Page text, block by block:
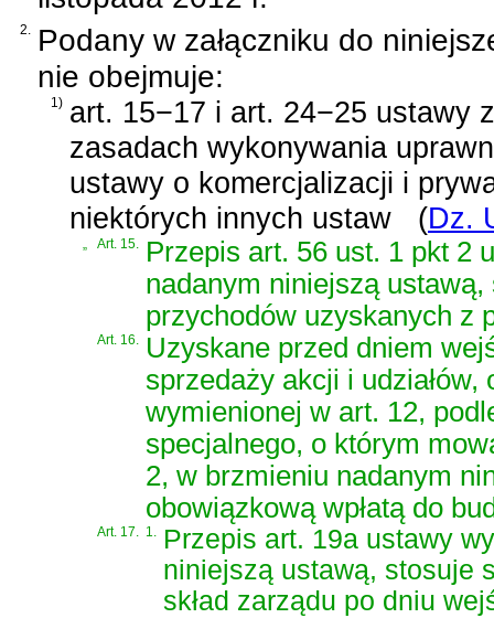
2. Podany w załączniku do
nie obejmuje:
1) art. 15−17 i art. 24−25 ustawy
zasadach wykonywania
ustawy o komercjalizacji i
niektórych innych ustaw
(Dz.
„ Art. 15. Przepis art. 56 ust. 1 pkt 2
nadanym niniejszą
przychodów uzyskanych z
Art. 16. Uzyskane przed dniem
sprzedaży akcji i
wymienionej w art. 12,
specjalnego, o którym
2, w brzmieniu nadanym
obowiązkową wpłatą do
Art. 17. 1. Przepis art. 19a ustawy
niniejszą ustawą, stosuje
skład zarządu po dniu